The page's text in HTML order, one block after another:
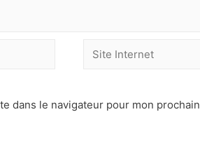
dans le navigateur pour mon prochain